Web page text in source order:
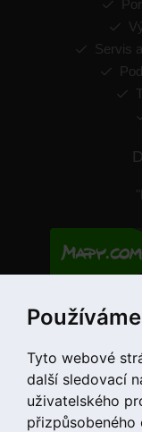
Tyto webové
další sledovací
uživatelského
přizpůsobeného
Servis